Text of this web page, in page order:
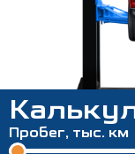
Пробег, тыс. км